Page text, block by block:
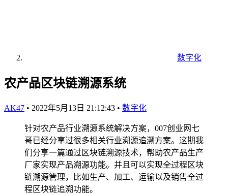
数字化
农产品区块链溯源系统
AK47 • 2022年5月13日 21:12:43 • 数字化
针对农产品行业溯源系统解决方案，007创业网七
哥已经分享过很多相关行业溯源追溯方案。这期我
们分享一篇通过区块链溯源技术，帮助农产品生产
厂家实现产品溯源功能。并且可以实现全过程区块
链溯源管理，比如生产、加工、运输以及销售全过
程区块链追溯功能。